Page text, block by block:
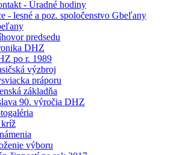
- Úradné hodiny
- lesné a poz. spoločenstvo Gbeľany
predsedu
DHZ
po r. 1989
výzbroj
práporu
základňa
90. výročia DHZ
kríž
výboru